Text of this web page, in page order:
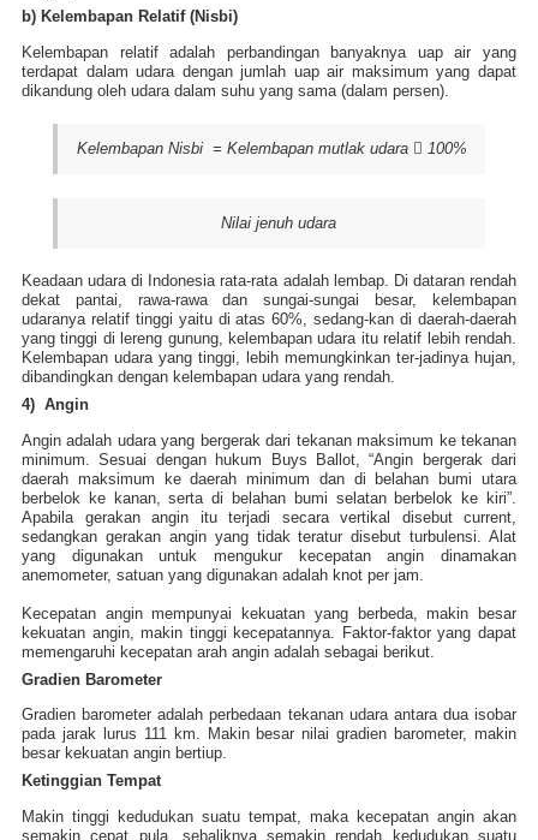
b) Kelembapan Relatif (Nisbi)
Kelembapan relatif adalah perbandingan banyaknya uap air yang
terdapat dalam udara dengan jumlah uap air maksimum yang dapat
dikandung oleh udara dalam suhu yang sama (dalam persen).
Kelembapan Nisbi = Kelembapan mutlak udara  100%
Nilai jenuh udara
Keadaan udara di Indonesia rata-rata adalah lembap. Di dataran rendah
dekat pantai, rawa-rawa dan sungai-sungai besar, kelembapan
udaranya relatif tinggi yaitu di atas 60%, sedang-kan di daerah-daerah
yang tinggi di lereng gunung, kelembapan udara itu relatif lebih rendah.
Kelembapan udara yang tinggi, lebih memungkinkan ter-jadinya hujan,
dibandingkan dengan kelembapan udara yang rendah.
4) Angin
Angin adalah udara yang bergerak dari tekanan maksimum ke tekanan
minimum. Sesuai dengan hukum Buys Ballot, “Angin bergerak dari
daerah maksimum ke daerah minimum dan di belahan bumi utara
berbelok ke kanan, serta di belahan bumi selatan berbelok ke kiri”.
Apabila gerakan angin itu terjadi secara vertikal disebut current,
sedangkan gerakan angin yang tidak teratur disebut turbulensi. Alat
yang digunakan untuk mengukur kecepatan angin dinamakan
anemometer, satuan yang digunakan adalah knot per jam.
Kecepatan angin mempunyai kekuatan yang berbeda, makin besar
kekuatan angin, makin tinggi kecepatannya. Faktor-faktor yang dapat
memengaruhi kecepatan arah angin adalah sebagai berikut.
Gradien Barometer
Gradien barometer adalah perbedaan tekanan udara antara dua isobar
pada jarak lurus 111 km. Makin besar nilai gradien barometer, makin
besar kekuatan angin bertiup.
Ketinggian Tempat
Makin tinggi kedudukan suatu tempat, maka kecepatan angin akan
semakin cepat pula, sebaliknya semakin rendah kedudukan suatu